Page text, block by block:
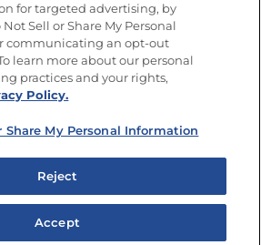
EN LAS REDES SOCIALES
Política de privacidad
compartir mis datos personales
Foods, Inc. Todos los derechos reservados.
for targeted advertising, by
Sell or Share My Personal
communicating an opt-out
learn more about our personal
practices and your rights,
Policy.
Share My Personal Information
Reject
Accept